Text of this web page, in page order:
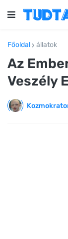
Főoldal állatok
Az
Veszély